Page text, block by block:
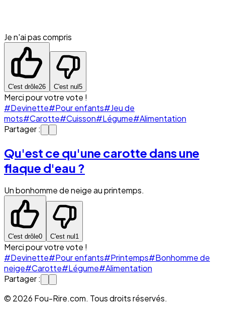
Je n'ai pas compris
C'est drôle26 C'est nul5
Merci pour votre vote !
#Devinette#Pour enfants#Jeu de
mots#Carotte#Cuisson#Légume#Alimentation
Partager :
Qu'est ce qu'une carotte dans une
flaque d'eau ?
Un bonhomme de neige au printemps.
C'est drôle0 C'est nul 1
Merci pour votre vote !
#Devinette#Pour enfants#Printemps#Bonhomme de
neige#Carotte#Légume#Alimentation
Partager :
© 2026 Fou-Rire.com. Tous droits réservés.